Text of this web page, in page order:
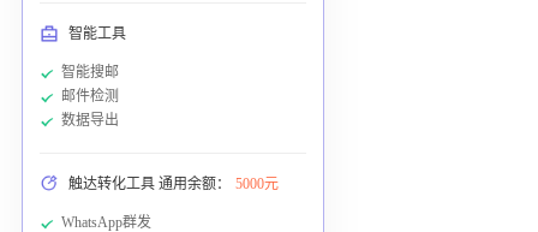
智能工具
智能搜邮
邮件检测
数据导出
触达转化工具 通用余额： 5000元
WhatsApp群发